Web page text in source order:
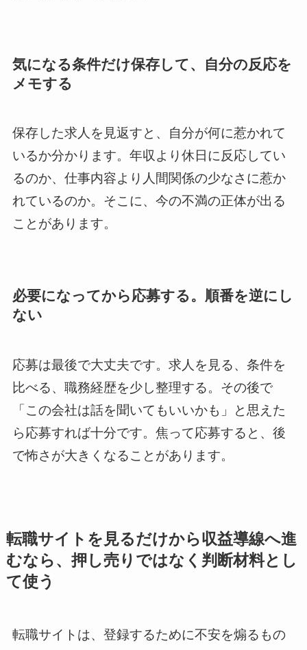
気になる条件だけ保存して、自分の反応を
メモする
保存した求人を見返すと、自分が何に惹かれて
いるか分かります。年収より休日に反応してい
るのか、仕事内容より人間関係の少なさに惹か
れているのか。そこに、今の不満の正体が出る
ことがあります。
必要になってから応募する。順番を逆にし
ない
応募は最後で大丈夫です。求人を見る、条件を
比べる、職務経歴を少し整理する。その後で
「この会社は話を聞いてもいいかも」と思えた
ら応募すれば十分です。焦って応募すると、後
で怖さが大きくなることがあります。
転職サイトを見るだけから収益導線へ進
むなら、押し売りではなく判断材料とし
て使う
転職サイトは、登録するために不安を煽るもの